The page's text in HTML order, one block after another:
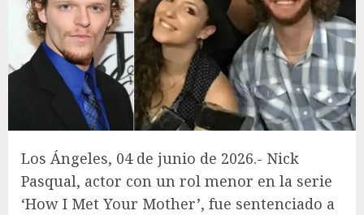
Los Ángeles, 04 de junio de 2026.- Nick
Pasqual, actor con un rol menor en la serie
‘How I Met Your Mother’, fue sentenciado a